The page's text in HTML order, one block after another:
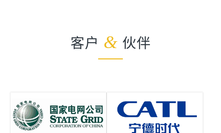
客户 & 伙伴